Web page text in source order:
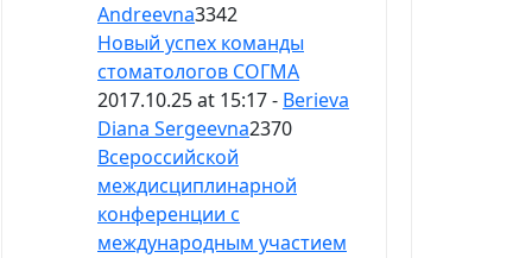
Andreevna3342
Новый успех команды
стоматологов СОГМА
2017.10.25 at 15:17 - Berieva
Diana Sergeevna2370
Всероссийской
междисциплинарной
конференции с
международным участием